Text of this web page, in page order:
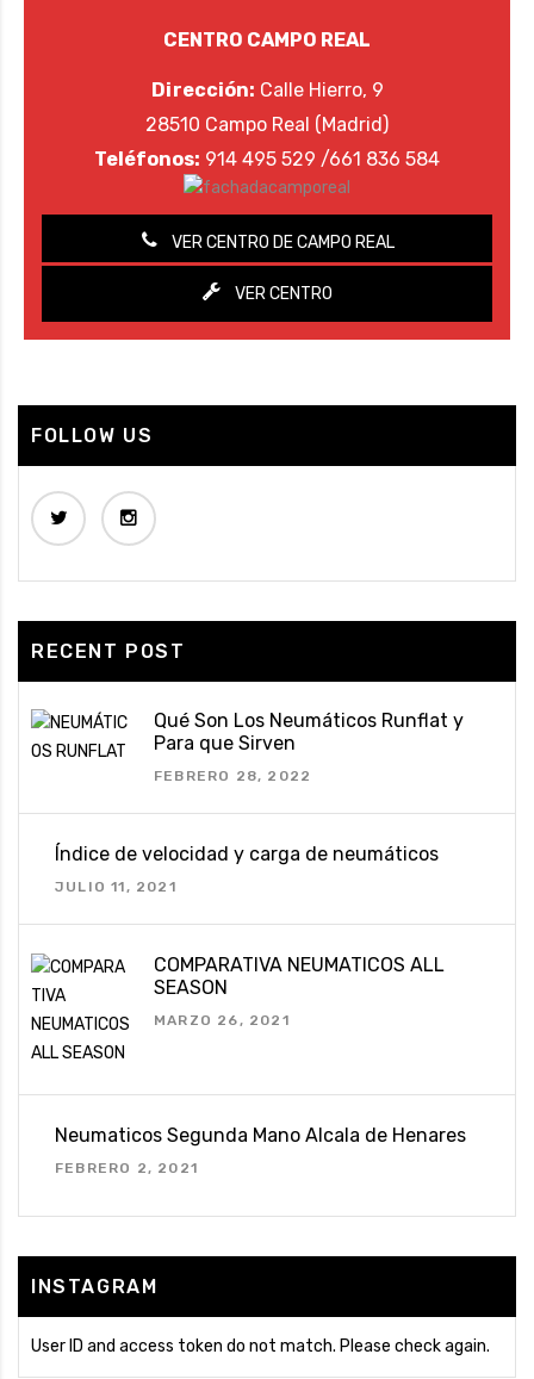
CENTRO CAMPO REAL
Dirección: Calle Hierro, 9
28510 Campo Real (Madrid)
Teléfonos: 914 495 529 /661 836 584
VER CENTRO DE CAMPO REAL
VER CENTRO
FOLLOW US
RECENT POST
Qué Son Los Neumáticos Runflat y
Para que Sirven
FEBRERO 28, 2022
Índice de velocidad y carga de neumáticos
JULIO 11, 2021
COMPARATIVA NEUMATICOS ALL
SEASON
MARZO 26, 2021
Neumaticos Segunda Mano Alcala de Henares
FEBRERO 2, 2021
INSTAGRAM
User ID and access token do not match. Please check again.